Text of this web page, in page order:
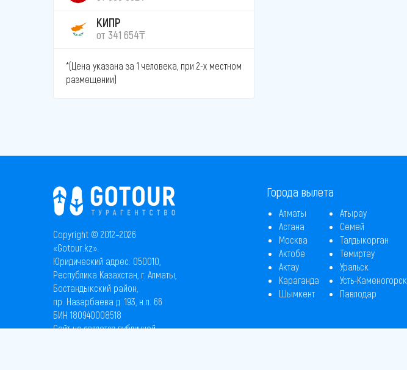
КИПР
от 341 654₸
*(Цена указана за 1 человека, при 2-х местном
размещении)
Copyright © 2012–2026
«Gotour.kz».
Юридический адрес: 050010,
Республика Казахстан, г. Алматы,
Бостандыкский район,
пр. Назарбаева д. 193, н.п. 66
БИН 180940008518
Сайт не является публичной
Города вылета
Алматы
Астана
Москва
Актобе
Актау
Караганда
Шымкент
Атырау
Семей
Талдыкорган
Темиртау
Уральск
Усть-Каменогорск
Павлодар